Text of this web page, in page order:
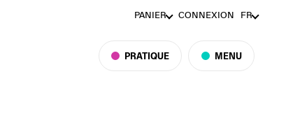
PRATIQUE MENU
PANIER CONNEXION FR